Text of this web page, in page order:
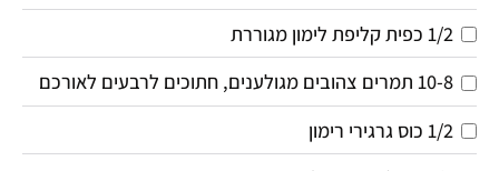
1/2 כפית קליפת לימון מגוררת
10-8 תמרים צהובים מגולענים, חתוכים לרבעים לאורכם
1/2 כוס גרגירי רימון